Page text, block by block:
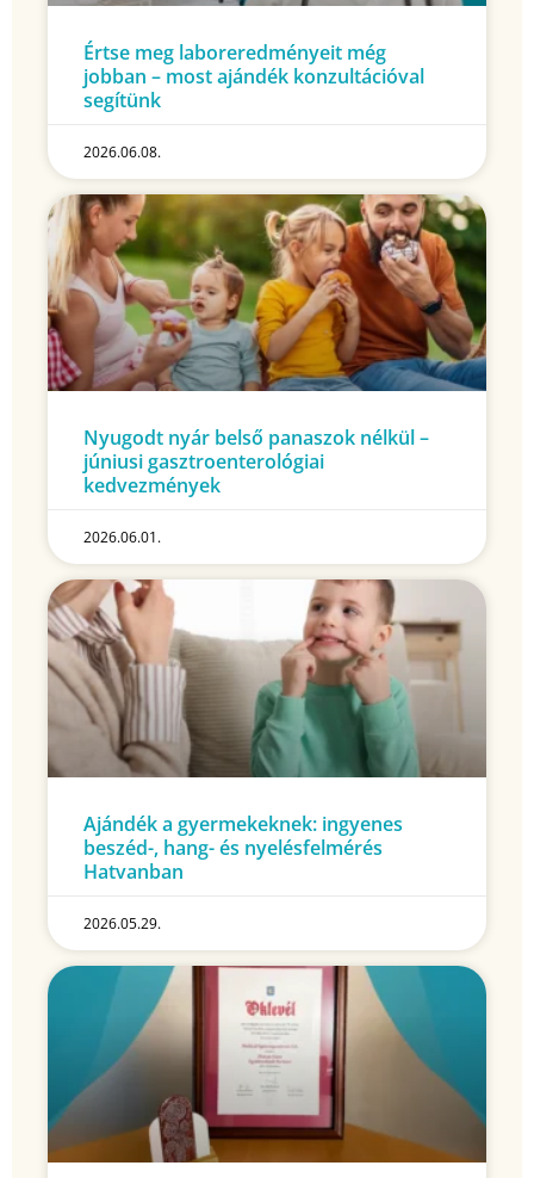
Értse meg laboreredményeit még
jobban – most ajándék konzultációval
segítünk
2026.06.08.
Nyugodt nyár belső panaszok nélkül –
júniusi gasztroenterológiai
kedvezmények
2026.06.01.
Ajándék a gyermekeknek: ingyenes
beszéd-, hang- és nyelésfelmérés
Hatvanban
2026.05.29.